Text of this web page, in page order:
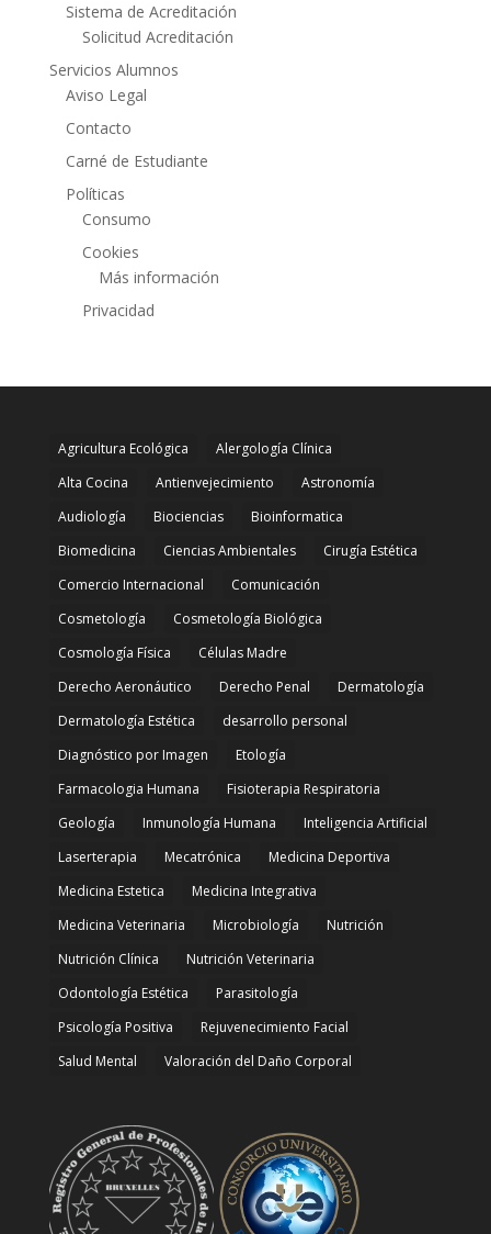
Sistema de Acreditación
Solicitud Acreditación
Servicios Alumnos
Aviso Legal
Contacto
Carné de Estudiante
Políticas
Consumo
Cookies
Más información
Privacidad
Agricultura Ecológica
Alergología Clínica
Alta Cocina
Antienvejecimiento
Astronomía
Audiología
Biociencias
Bioinformatica
Biomedicina
Ciencias Ambientales
Cirugía Estética
Comercio Internacional
Comunicación
Cosmetología
Cosmetología Biológica
Cosmología Física
Células Madre
Derecho Aeronáutico
Derecho Penal
Dermatología
Dermatología Estética
desarrollo personal
Diagnóstico por Imagen
Etología
Farmacologia Humana
Fisioterapia Respiratoria
Geología
Inmunología Humana
Inteligencia Artificial
Laserterapia
Mecatrónica
Medicina Deportiva
Medicina Estetica
Medicina Integrativa
Medicina Veterinaria
Microbiología
Nutrición
Nutrición Clínica
Nutrición Veterinaria
Odontología Estética
Parasitología
Psicología Positiva
Rejuvenecimiento Facial
Salud Mental
Valoración del Daño Corporal